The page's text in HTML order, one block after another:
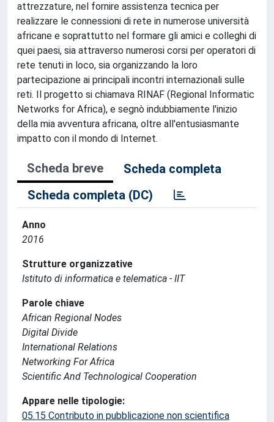
attrezzature, nel fornire assistenza tecnica per
realizzare le connessioni di rete in numerose università
africane e soprattutto nel formare gli amici e colleghi di
quei paesi, sia attraverso numerosi corsi per operatori di
rete tenuti in loco, sia organizzando la loro
partecipazione ai principali incontri internazionali sulle
reti. Il progetto si chiamava RINAF (Regional Informatic
Networks for Africa), e segnò indubbiamente l'inizio
della mia avventura africana, oltre all'entusiasmante
impatto con il mondo di Internet.
Scheda breve
Scheda completa
Scheda completa (DC)
Anno
2016
Strutture organizzative
Istituto di informatica e telematica - IIT
Parole chiave
African Regional Nodes
Digital Divide
International Relations
Networking For Africa
Scientific And Technological Cooperation
Appare nelle tipologie:
05.15 Contributo in pubblicazione non scientifica